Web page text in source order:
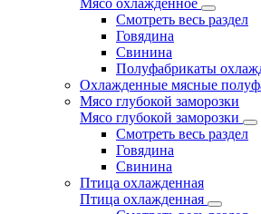
Мясо охлажденное
Смотреть весь раздел
Говядина
Свинина
Полуфабрикаты
Охлажденные мясные
Мясо глубокой заморозки
Мясо глубокой заморозки
Смотреть весь раздел
Говядина
Свинина
Птица охлажденная
Птица охлажденная